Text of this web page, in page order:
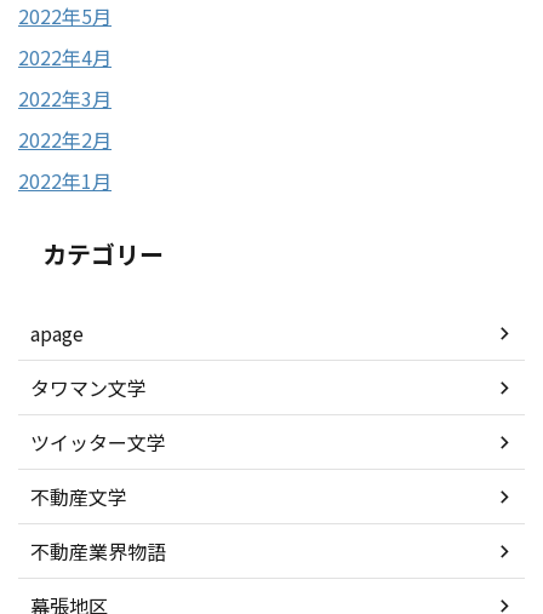
2022年5月
2022年4月
2022年3月
2022年2月
2022年1月
カテゴリー
apage
タワマン文学
ツイッター文学
不動産文学
不動産業界物語
幕張地区